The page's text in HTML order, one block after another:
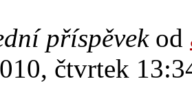
příspěvek od
čtvrtek